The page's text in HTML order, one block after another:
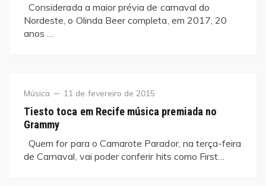
Considerada a maior prévia de carnaval do
Nordeste, o Olinda Beer completa, em 2017, 20
anos …
Category
Música
Posted
11 de fevereiro de 2015
Tiesto toca em Recife música premiada no
Grammy
Quem for para o Camarote Parador, na terça-feira
de Carnaval, vai poder conferir hits como First…